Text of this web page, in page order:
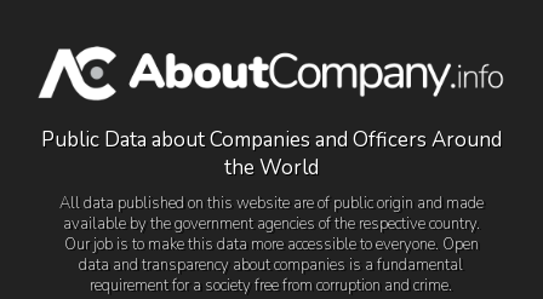
Public Data about Companies and Officers Around
the World
All data published on this website are of public origin and made
available by the government agencies of the respective country.
Our job is to make this data more accessible to everyone. Open
data and transparency about companies is a fundamental
requirement for a society free from corruption and crime.